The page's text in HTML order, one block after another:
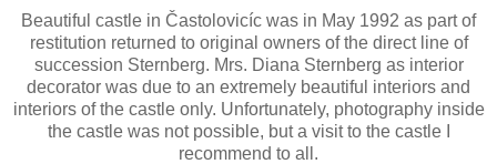
Beautiful castle in Častolovicíc was in May 1992 as part of
restitution returned to original owners of the direct line of
succession Sternberg. Mrs. Diana Sternberg as interior
decorator was due to an extremely beautiful interiors and
interiors of the castle only. Unfortunately, photography inside
the castle was not possible, but a visit to the castle
recommend to all .